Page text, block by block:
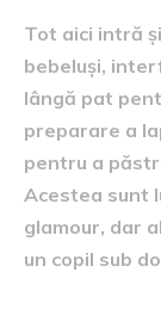
Tot aici intră
bebeluși,
lângă pat
preparare a
pentru a
Acestea sunt
glamour, dar
un copil sub